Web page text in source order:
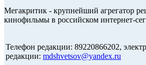
Мегакритик - крупнейший агрегатор
кинофильмы в российском интернет-
Телефон редакции: 89220866202,
редакции: mdshvetsov@yandex.ru